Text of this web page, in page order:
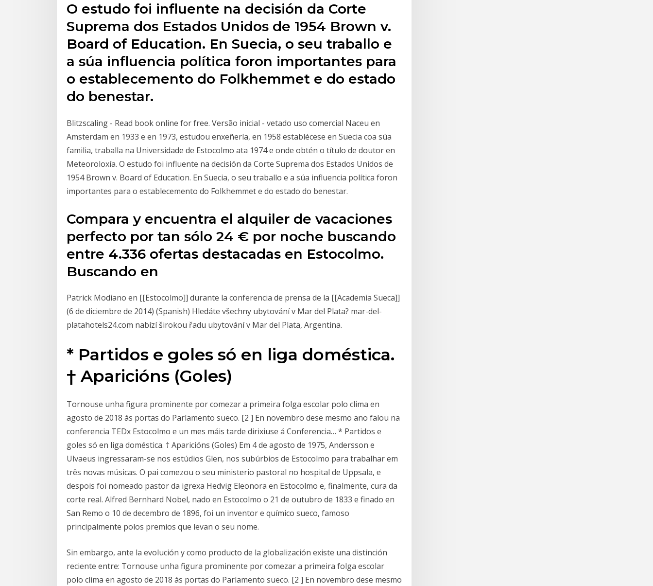
O estudo foi influente na decisión da Corte
Suprema dos Estados Unidos de 1954 Brown v.
Board of Education. En Suecia, o seu traballo e
a súa influencia política foron importantes para
o establecemento do Folkhemmet e do estado
do benestar.
Blitzscaling - Read book online for free. Versão inicial - vetado uso comercial Naceu en
Amsterdam en 1933 e en 1973, estudou enxeñería, en 1958 establécese en Suecia coa súa
familia, traballa na Universidade de Estocolmo ata 1974 e onde obtén o título de doutor en
Meteoroloxía. O estudo foi influente na decisión da Corte Suprema dos Estados Unidos de
1954 Brown v. Board of Education. En Suecia, o seu traballo e a súa influencia política foron
importantes para o establecemento do Folkhemmet e do estado do benestar.
Compara y encuentra el alquiler de vacaciones
perfecto por tan sólo 24 € por noche buscando
entre 4.336 ofertas destacadas en Estocolmo.
Buscando en
Patrick Modiano en [[Estocolmo]] durante la conferencia de prensa de la [[Academia Sueca]]
(6 de diciembre de 2014) (Spanish) Hledáte všechny ubytování v Mar del Plata? mar-del-
platahotels24.com nabízí širokou řadu ubytování v Mar del Plata, Argentina.
* Partidos e goles só en liga doméstica.
† Aparicións (Goles)
Tornouse unha figura prominente por comezar a primeira folga escolar polo clima en
agosto de 2018 ás portas do Parlamento sueco. [2 ] En novembro dese mesmo ano falou na
conferencia TEDx Estocolmo e un mes máis tarde dirixiuse á Conferencia… * Partidos e
goles só en liga doméstica. † Aparicións (Goles) Em 4 de agosto de 1975, Andersson e
Ulvaeus ingressaram-se nos estúdios Glen, nos subúrbios de Estocolmo para trabalhar em
três novas músicas. O pai comezou o seu ministerio pastoral no hospital de Uppsala, e
despois foi nomeado pastor da igrexa Hedvig Eleonora en Estocolmo e, finalmente, cura da
corte real. Alfred Bernhard Nobel, nado en Estocolmo o 21 de outubro de 1833 e finado en
San Remo o 10 de decembro de 1896, foi un inventor e químico sueco, famoso
principalmente polos premios que levan o seu nome.
Sin embargo, ante la evolución y como producto de la globalización existe una distinción
reciente entre: Tornouse unha figura prominente por comezar a primeira folga escolar
polo clima en agosto de 2018 ás portas do Parlamento sueco. [2 ] En novembro dese mesmo